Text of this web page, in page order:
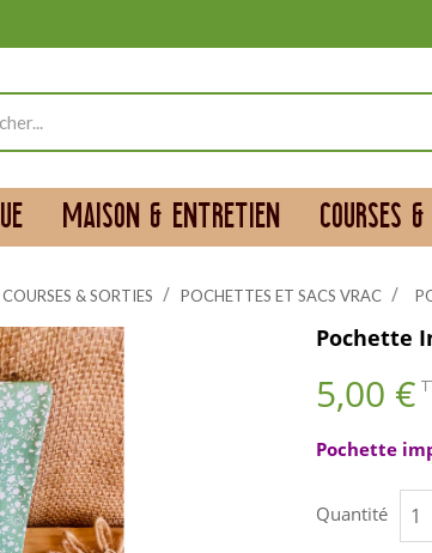
MAISON & ENTRETIEN COURSES
COURSES & SORTIES POCHETTES ET SACS VRAC
Pochette
5,00 €
Pochette
Quantité